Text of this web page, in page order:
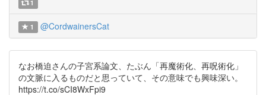
1
1 @CordwainersCat
なお橋迫さんの子宮系論文、たぶん「再魔術化、再呪術化」
の文脈に入るものだと思っていて、その意味でも興味深い。
https://t.co/sCI8WxFpi9